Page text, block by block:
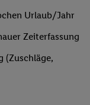
Urlaub/Jahr
Zeiterfassung
(Zuschläge,